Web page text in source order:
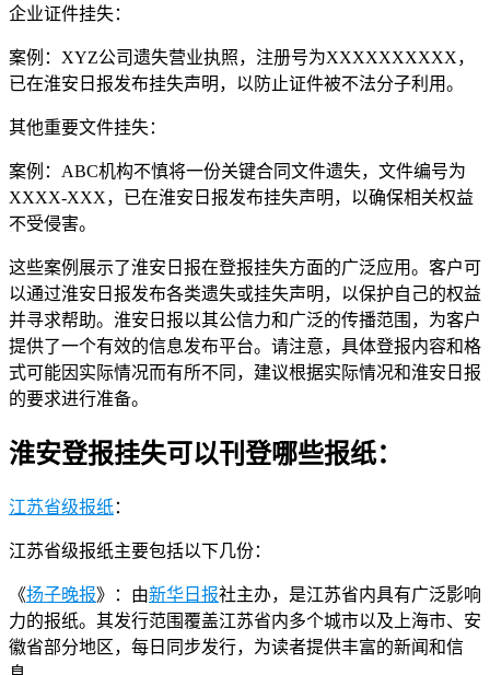
企业证件挂失：
案例：XYZ公司遗失营业执照，注册号为XXXXXXXXXX，
已在淮安日报发布挂失声明，以防止证件被不法分子利用。
其他重要文件挂失：
案例：ABC机构不慎将一份关键合同文件遗失，文件编号为
XXXX-XXX，已在淮安日报发布挂失声明，以确保相关权益
不受侵害。
这些案例展示了淮安日报在登报挂失方面的广泛应用。客户可
以通过淮安日报发布各类遗失或挂失声明，以保护自己的权益
并寻求帮助。淮安日报以其公信力和广泛的传播范围，为客户
提供了一个有效的信息发布平台。请注意，具体登报内容和格
式可能因实际情况而有所不同，建议根据实际情况和淮安日报
的要求进行准备。
淮安登报挂失可以刊登哪些报纸：
江苏省级报纸：
江苏省级报纸主要包括以下几份：
《扬子晚报》：由新华日报社主办，是江苏省内具有广泛影响
力的报纸。其发行范围覆盖江苏省内多个城市以及上海市、安
徽省部分地区，每日同步发行，为读者提供丰富的新闻和信